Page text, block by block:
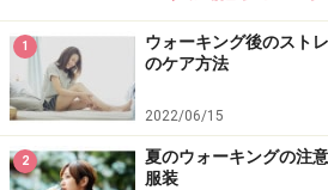
1
ウォーキング後のスト
のケア方法
2022/06/15
2
夏のウォーキングの注
服装